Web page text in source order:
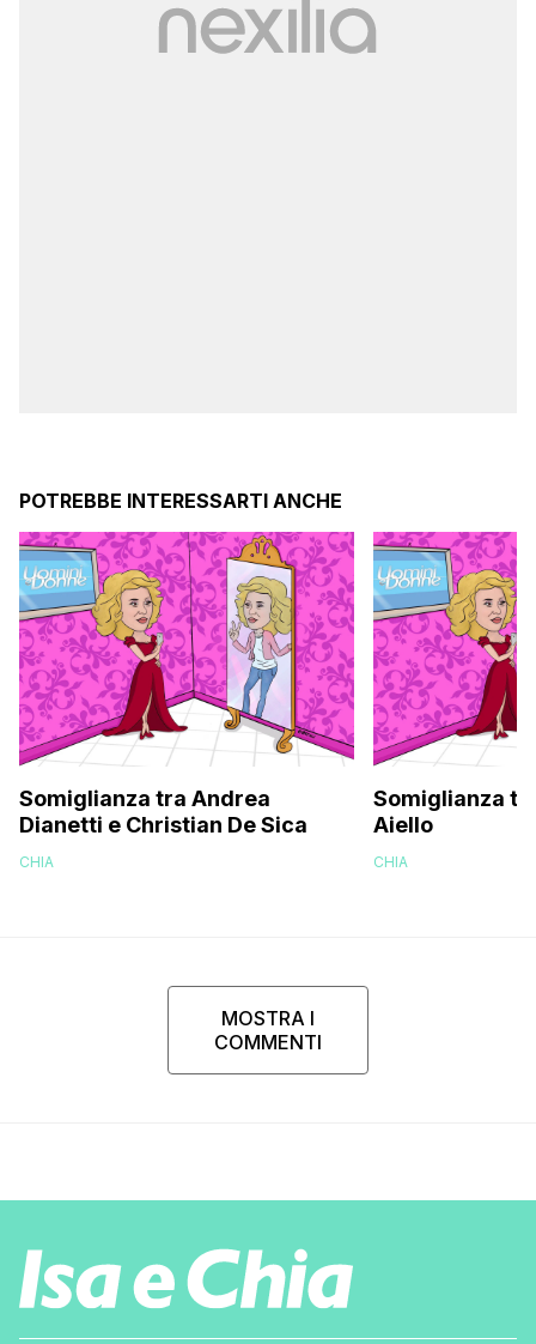
POTREBBE INTERESSARTI ANCHE
Somiglianza tra Andrea
Dianetti e Christian De Sica
CHIA
Somiglianza
Aiello
CHIA
MOSTRA I
COMMENTI